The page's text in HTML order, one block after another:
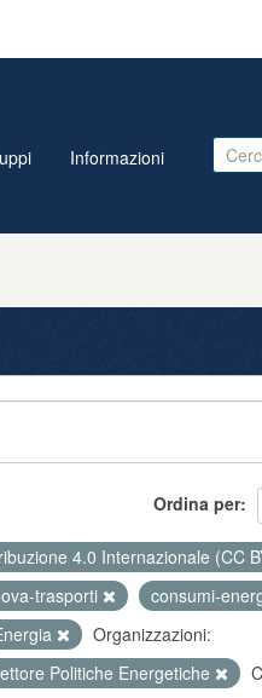
Informazioni
Ordina per
4.0 Internazionale (CC
trasporti
consumi-
Organizzazioni:
Politiche Energetiche